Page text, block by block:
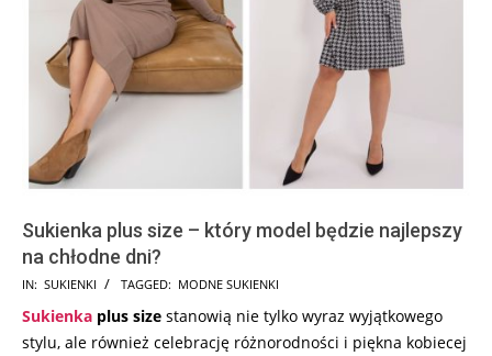
Sukienka plus size – który model będzie najlepszy
na chłodne dni?
2023-
12-
06
IN: SUKIENKI TAGGED: MODNE SUKIENKI
Sukienka plus size stanowią nie tylko wyraz wyjątkowego
stylu, ale również celebrację różnorodności i piękna kobiecej